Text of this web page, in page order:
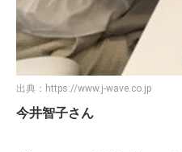
出典： https://www.j-wave.co.jp
今井智子さん